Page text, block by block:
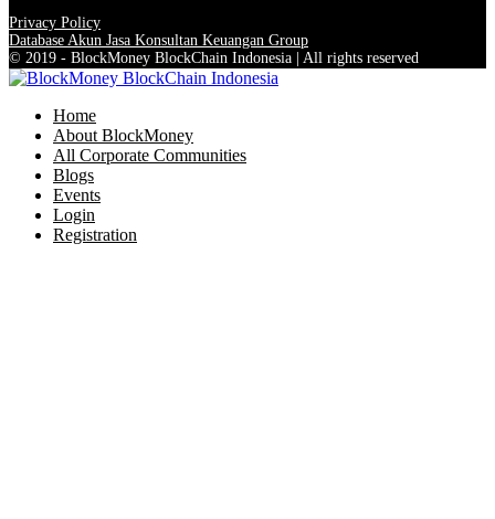
Privacy Policy
Database Akun Jasa Konsultan Keuangan Group
© 2019 - BlockMoney BlockChain Indonesia | All rights reserved
Home
About BlockMoney
All Corporate Communities
Blogs
Events
Login
Registration